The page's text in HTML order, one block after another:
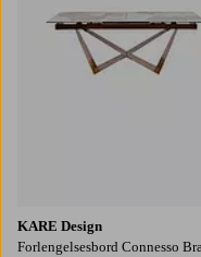
KARE Design
Forlengelsesbord Connesso